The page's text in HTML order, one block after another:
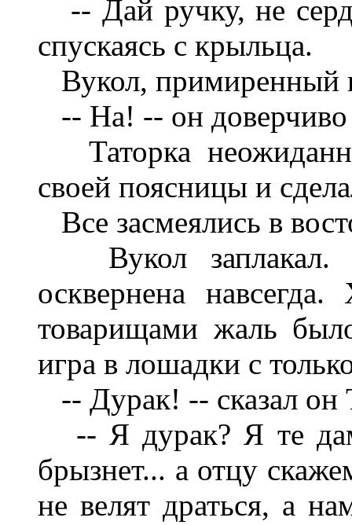
-- Дай ручку, не
спускаясь с крыльца.
Вукол, примиренный
-- На! -- он
Таторка
своей поясницы и
Все засмеялись в
Вукол заплакал.
осквернена
товарищами жаль было
игра в лошадки с
-- Дурак! -- сказал он
-- Я дурак? Я те
брызнет... а отцу
не велят драться, а